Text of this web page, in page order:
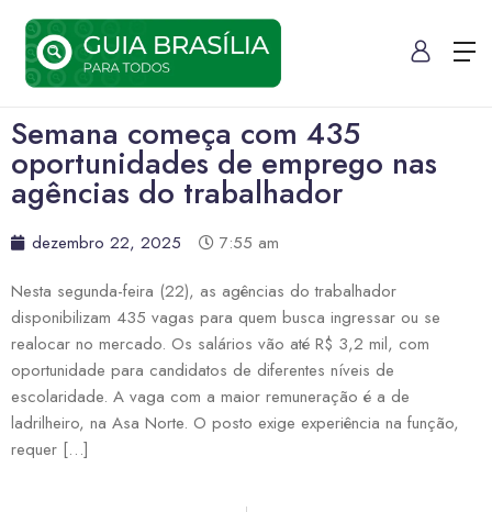
Semana começa com 435
oportunidades de emprego nas
agências do trabalhador
dezembro 22, 2025
7:55 am
Nesta segunda-feira (22), as agências do trabalhador
disponibilizam 435 vagas para quem busca ingressar ou se
realocar no mercado. Os salários vão até R$ 3,2 mil, com
oportunidade para candidatos de diferentes níveis de
escolaridade. A vaga com a maior remuneração é a de
ladrilheiro, na Asa Norte. O posto exige experiência na função,
requer […]